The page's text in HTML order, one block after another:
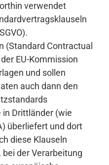
verwendet
(Standard Contractual
EU-Kommission
und sollen
auch dann den
Drittländer (wie
überliefert und dort
diese Klauseln
der Verarbeitung